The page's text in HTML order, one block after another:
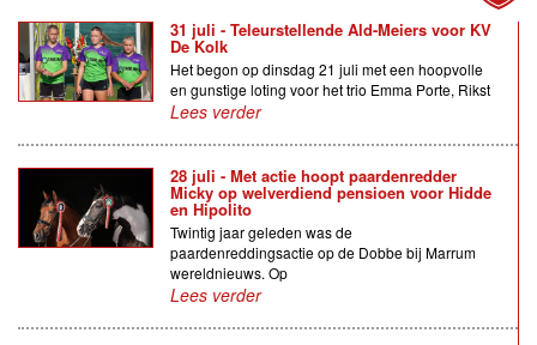
31 juli - Teleurstellende Ald-Meiers voor KV
De Kolk
Het begon op dinsdag 21 juli met een hoopvolle
en gunstige loting voor het trio Emma Porte, Rikst
Lees verder
28 juli - Met actie hoopt paardenredder
Micky op welverdiend pensioen voor Hidde
en Hipolito
Twintig jaar geleden was de
paardenreddingsactie op de Dobbe bij Marrum
wereldnieuws. Op
Lees verder